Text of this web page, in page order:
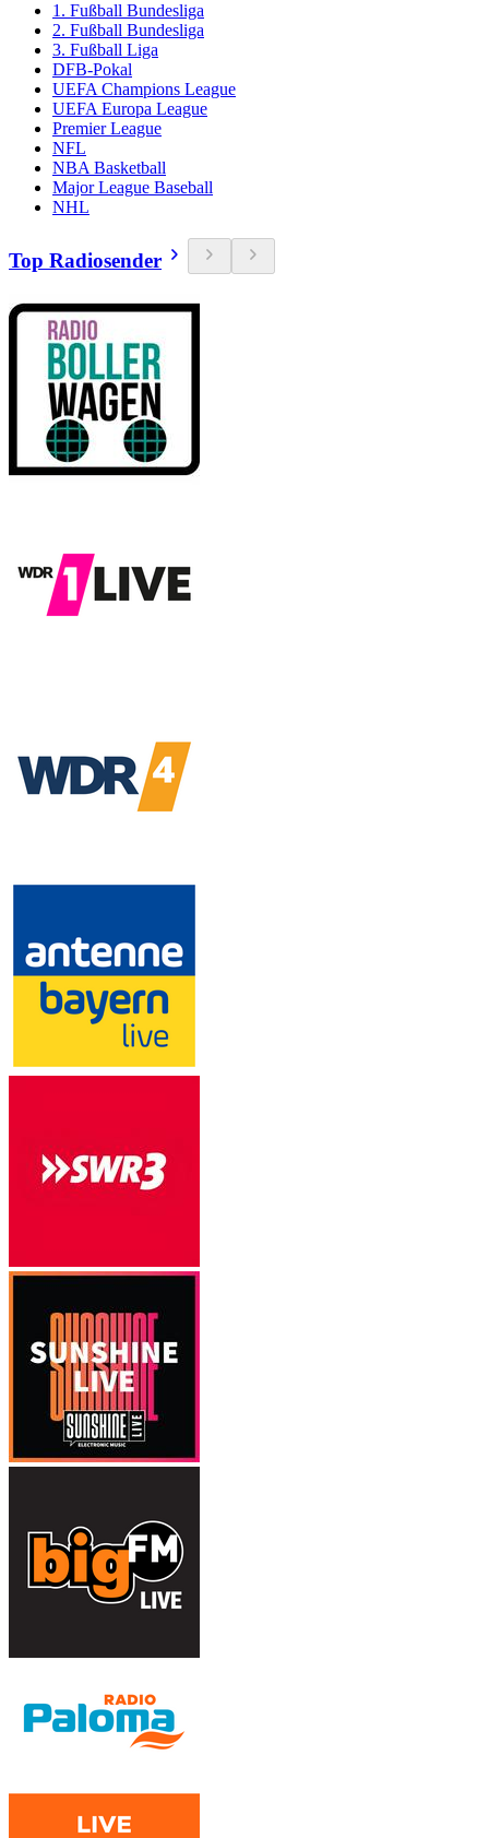
1. Fußball Bundesliga
2. Fußball Bundesliga
3. Fußball Liga
DFB-Pokal
UEFA Champions League
UEFA Europa League
Premier League
NFL
NBA Basketball
Major League Baseball
NHL
Top Radiosender